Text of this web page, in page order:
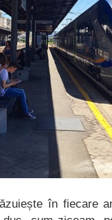
în fiecare